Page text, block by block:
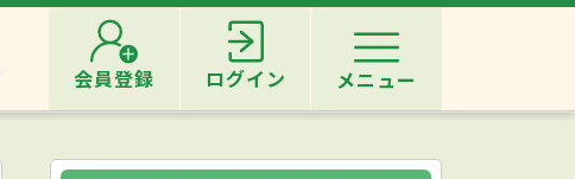
会員登録 ログイン メニュー